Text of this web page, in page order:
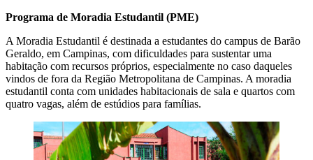
Programa de Moradia Estudantil (PME)
A Moradia Estudantil é destinada a estudantes do campus de Barão
Geraldo, em Campinas, com dificuldades para sustentar uma
habitação com recursos próprios, especialmente no caso daqueles
vindos de fora da Região Metropolitana de Campinas. A moradia
estudantil conta com unidades habitacionais de sala e quartos com
quatro vagas, além de estúdios para famílias.